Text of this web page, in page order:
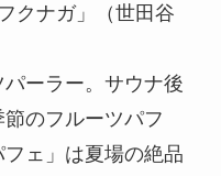
クナガ」（世田谷
ーラー。サウナ後
のフルーツパフ
ェ」は夏場の絶品